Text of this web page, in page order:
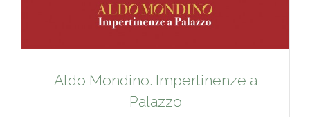
Aldo Mondino. Impertinenze a
Palazzo